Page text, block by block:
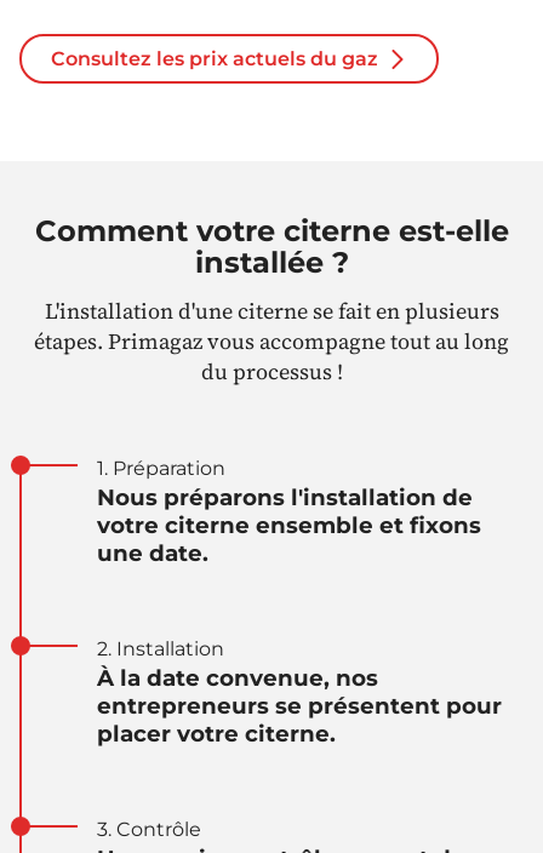
Consultez les prix actuels du gaz
Comment votre citerne est-elle
installée ?
L'installation d'une citerne se fait en plusieurs
étapes. Primagaz vous accompagne tout au long
du processus !
1. Préparation
Nous préparons l'installation de
votre citerne ensemble et fixons
une date.
2. Installation
À la date convenue, nos
entrepreneurs se présentent pour
placer votre citerne.
3. Contrôle